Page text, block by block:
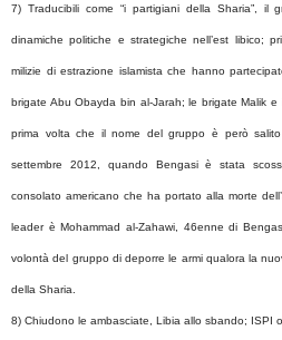
7) Traducibili come “i partigiani della Sharia”, il
dinamiche politiche e strategiche nell’est libico;
milizie di estrazione islamista che hanno
brigate Abu Obayda bin al-Jarah; le brigate Malik
prima volta che il nome del gruppo è però
settembre 2012, quando Bengasi è stata
consolato americano che ha portato alla morte
leader è Mohammad al-Zahawi, 46enne di
volontà del gruppo di deporre le armi qualora la
della Sharia.
8) Chiudono le ambasciate, Libia allo sbando; ISPI